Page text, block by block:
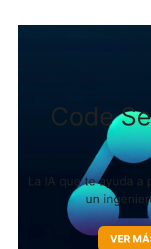
Code
La IA que te ayuda a
un
VER